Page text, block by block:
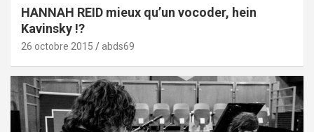
HANNAH REID mieux qu’un vocoder, hein
Kavinsky !?
26 octobre 2015 abds69